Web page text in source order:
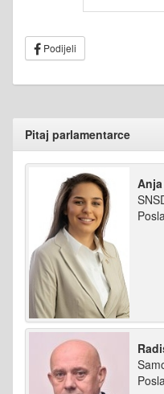
Podijeli
Pitaj parlamentarce